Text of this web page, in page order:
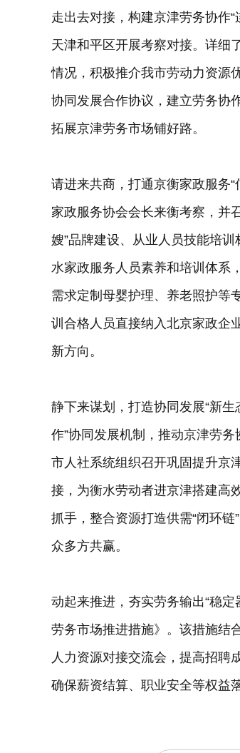
走出去对接，构建京津劳务协作
天津和平区开展考察对接。详细
情况，积极推介我市劳动力资源
协同发展合作协议，建立劳务协
拓展京津劳务市场铺好路。
请进来共商，打通京衡家政服务
家政服务协会会长来衡考察，并
嫂”品牌建设、从业人员技能培
水家政服务人员素养和培训体系
需求定制母婴护理、养老照护等
训合格人员直接纳入北京家政企
新方向。
静下来谋划，打造协同发展“新
作”协同发展机制，推动京津劳
市人社系统组织召开巩固提升京
接，为衡水劳动者进京津搭建高
抓手，整合资源打造供需“闭环
众多方共赢。
动起来推进，夯实劳务输出“稳
劳务市场推进措施》。该措施结
人力资源对接交流会，提高招聘
确保薪资结算、职业安全等权益